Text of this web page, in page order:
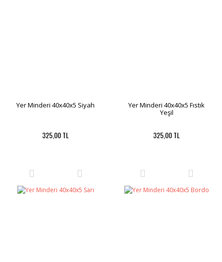
Yer Minderi 40x40x5 Siyah
325,00 TL
Yer Minderi 40x40x5 Fıstık
Yeşil
325,00 TL